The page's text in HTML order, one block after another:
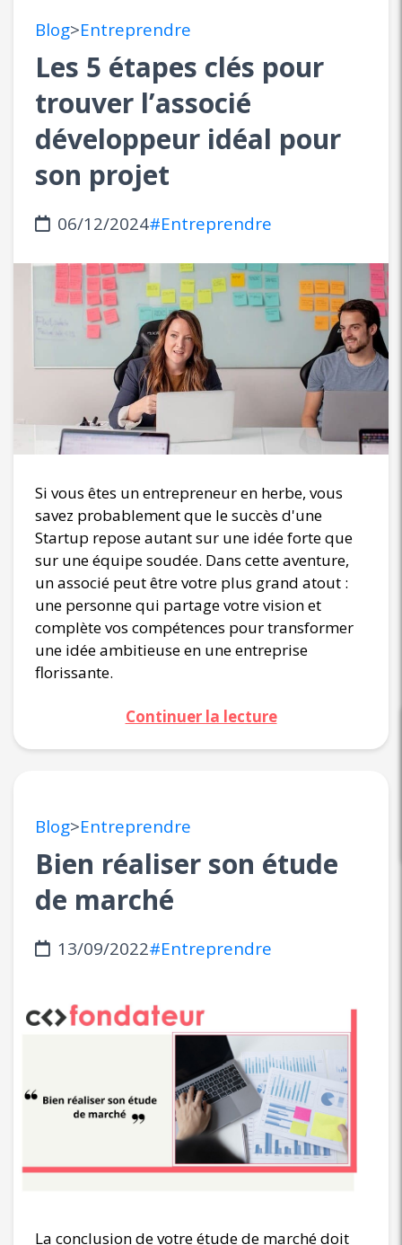
Blog>Entreprendre
Les 5 étapes clés pour
trouver l’associé
développeur idéal pour
son projet
06/12/2024#Entreprendre
Si vous êtes un entrepreneur en herbe, vous
savez probablement que le succès d'une
Startup repose autant sur une idée forte que
sur une équipe soudée. Dans cette aventure,
un associé peut être votre plus grand atout :
une personne qui partage votre vision et
complète vos compétences pour transformer
une idée ambitieuse en une entreprise
florissante.
Continuer la lecture
Blog>Entreprendre
Bien réaliser son étude
de marché
13/09/2022#Entreprendre
La conclusion de votre étude de marché doit